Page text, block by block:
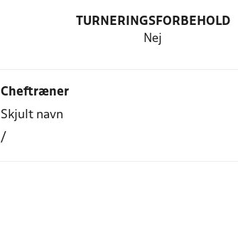
TURNERINGSFORBEHOLD
Nej
Cheftræner
Skjult navn
/